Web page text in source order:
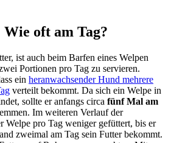
oft am Tag?
ist auch beim Barfen eines Welpen
Portionen pro Tag zu servieren.
ein heranwachsender Hund mehrere
verteilt bekommt. Da sich ein Welpe in
sollte er anfangs circa fünf Mal am
Im weiteren Verlauf der
Welpe pro Tag weniger gefüttert, bis er
zweimal am Tag sein Futter bekommt.